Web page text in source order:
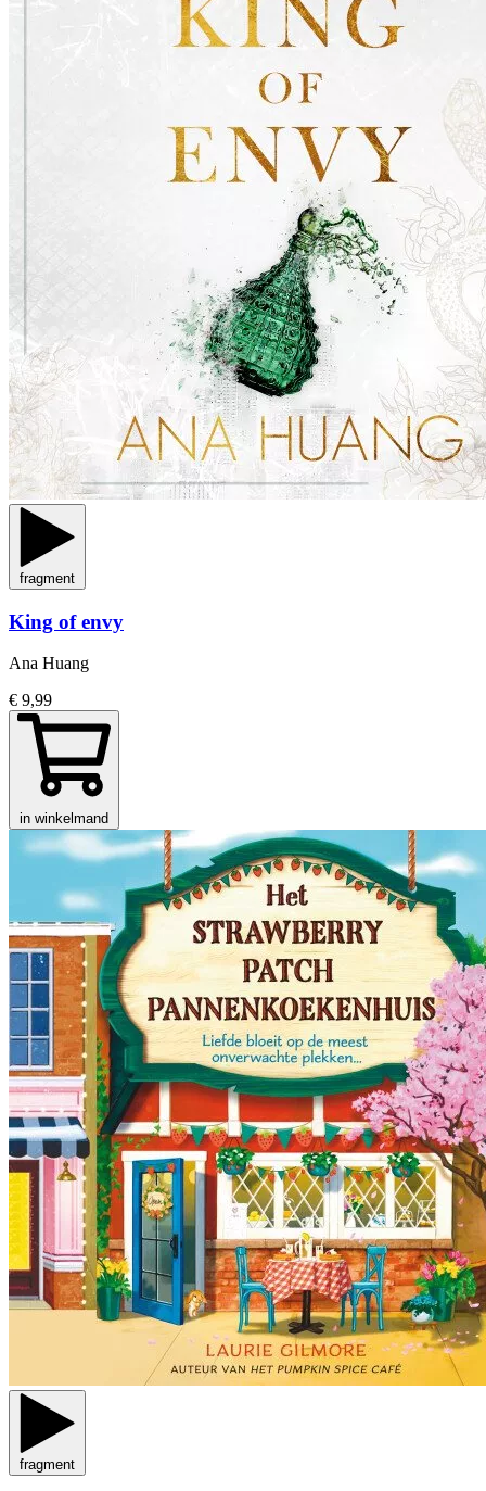
fragment
King of envy
Ana Huang
€ 9,99
in winkelmand
fragment